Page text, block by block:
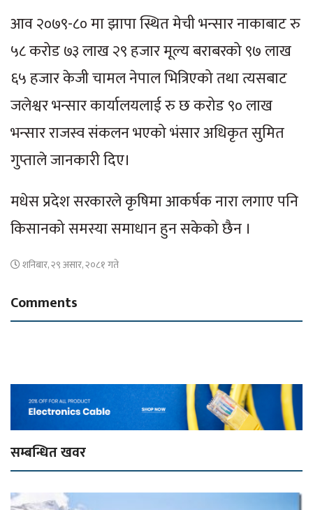
आव २०७९-८० मा झापा स्थित मेची भन्सार नाकाबाट रु
५८ करोड ७३ लाख २९ हजार मूल्य बराबरको ९७ लाख
६५ हजार केजी चामल नेपाल भित्रिएको तथा त्यसबाट
जलेश्वर भन्सार कार्यालयलाई रु छ करोड ९० लाख
भन्सार राजस्व संकलन भएको भंसार अधिकृत सुमित
गुप्ताले जानकारी दिए।
मधेस प्रदेश सरकारले कृषिमा आकर्षक नारा लगाए पनि
किसानको समस्या समाधान हुन सकेको छैन ।
शनिबार, २९ असार, २०८१ गते
Comments
सम्बन्धित खवर